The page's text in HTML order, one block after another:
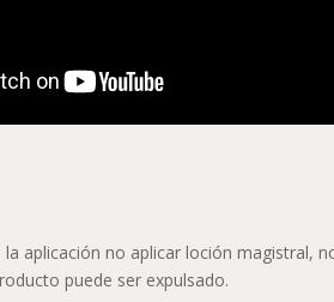
la aplicación no aplicar loción magistral,
puede ser expulsado.